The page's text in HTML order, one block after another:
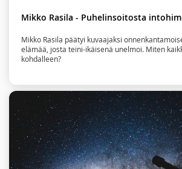
Mikko Rasila - Puhelinsoitosta
Mikko Rasila päätyi kuvaajaksi
elämää, josta teini-ikäisenä unelmoi. Miten
kohdalleen?